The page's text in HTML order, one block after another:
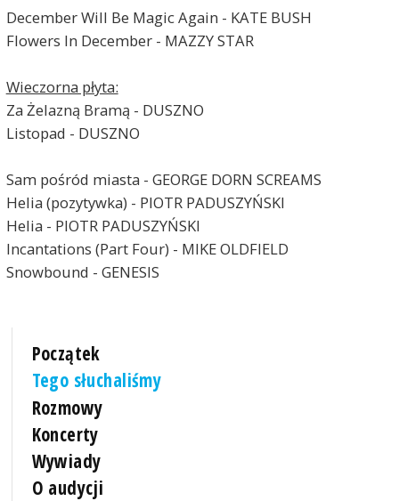
December Will Be Magic Again - KATE BUSH
Flowers In December - MAZZY STAR
Wieczorna płyta:
Za Żelazną Bramą - DUSZNO
Listopad - DUSZNO
Sam pośród miasta - GEORGE DORN SCREAMS
Helia (pozytywka) - PIOTR PADUSZYŃSKI
Helia - PIOTR PADUSZYŃSKI
Incantations (Part Four) - MIKE OLDFIELD
Snowbound - GENESIS
Początek
Tego słuchaliśmy
Rozmowy
Koncerty
Wywiady
O audycji